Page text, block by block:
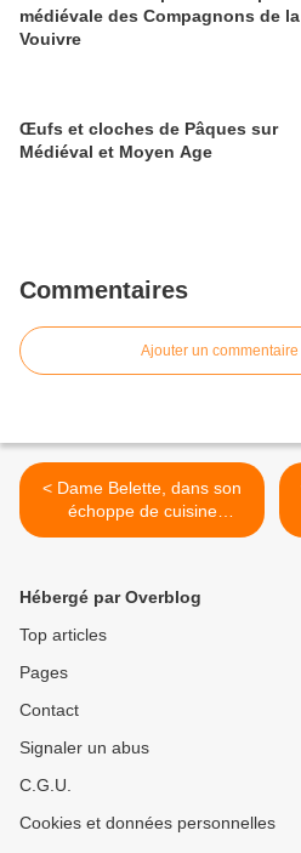
médiévale des Compagnons de la
Vouivre
Œufs et cloches de Pâques sur
Médiéval et Moyen Age
Commentaires
Ajouter un commentaire
< Dame Belette, dans son
échoppe de cuisine
médiévale
Hébergé par Overblog
Top articles
Pages
Contact
Signaler un abus
C.G.U.
Cookies et données personnelles